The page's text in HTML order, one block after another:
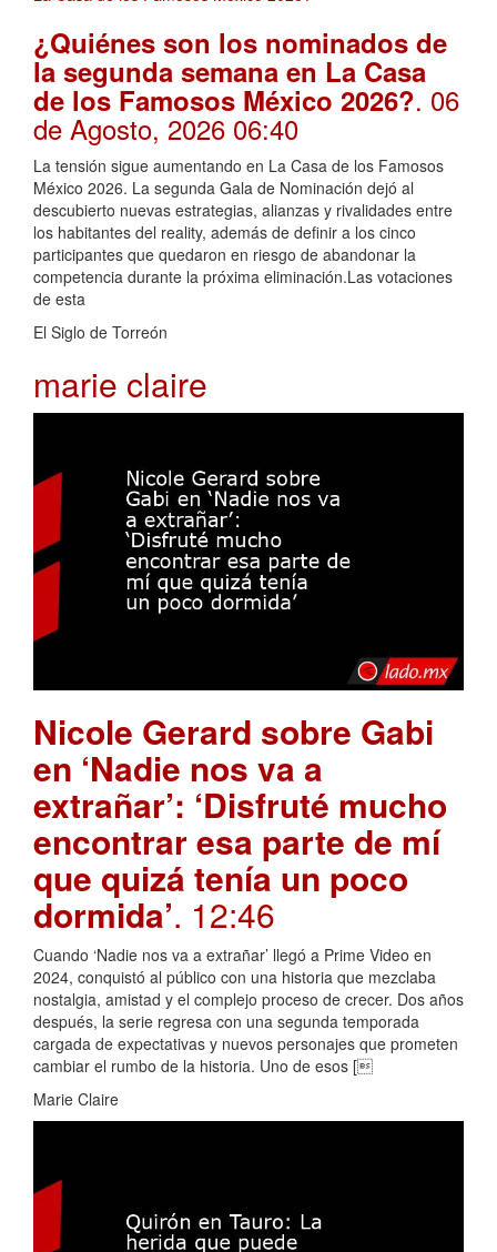
¿Quiénes son los nominados de
la segunda semana en La Casa
de los Famosos México 2026?. 06
de Agosto, 2026 06:40
La tensión sigue aumentando en La Casa de los Famosos
México 2026. La segunda Gala de Nominación dejó al
descubierto nuevas estrategias, alianzas y rivalidades entre
los habitantes del reality, además de definir a los cinco
participantes que quedaron en riesgo de abandonar la
competencia durante la próxima eliminación.Las votaciones
de esta
El Siglo de Torreón
marie claire
Nicole Gerard sobre Gabi
en ‘Nadie nos va a
extrañar’: ‘Disfruté mucho
encontrar esa parte de mí
que quizá tenía un poco
dormida’. 12:46
Cuando ‘Nadie nos va a extrañar’ llegó a Prime Video en
2024, conquistó al público con una historia que mezclaba
nostalgia, amistad y el complejo proceso de crecer. Dos años
después, la serie regresa con una segunda temporada
cargada de expectativas y nuevos personajes que prometen
cambiar el rumbo de la historia. Uno de esos [
Marie Claire